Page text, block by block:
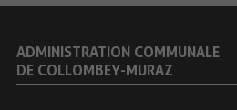
ADMINISTRATION COMMUNALE
DE COLLOMBEY-MURAZ